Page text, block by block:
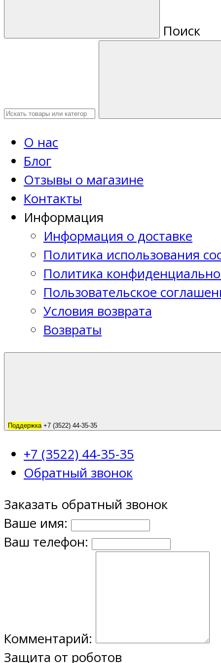
Поиск
О нас
Блог
Отзывы о магазине
Контакты
Информация
Информация о доставке
Политика использования
Политика
Пользовательское
Условия возврата
Возвраты
Поддержка +7 (3522) 44-35-35
+7 (3522) 44-35-35
Обратный звонок
Заказать обратный звонок
Ваше имя:
Ваш телефон:
Комментарий:
Защита от роботов